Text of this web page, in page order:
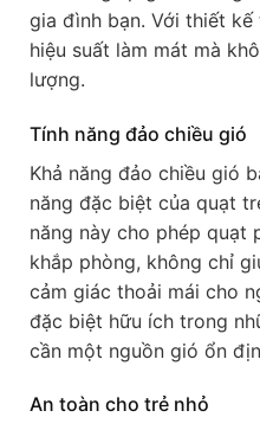
gia đình bạn. Với thiết
hiệu suất làm mát mà
lượng.
Tính năng đảo chiều gió
Khả năng đảo chiều gió
năng đặc biệt của quạt
năng này cho phép quạt
khắp phòng, không chỉ
cảm giác thoải mái cho
đặc biệt hữu ích trong
cần một nguồn gió ổn
An toàn cho trẻ nhỏ